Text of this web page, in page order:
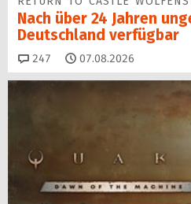
Nach über 24 Jahren
Deutschland verfügbar
247 Kommentare
07.08.2026